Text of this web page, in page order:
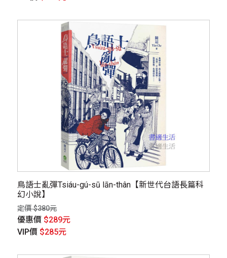
鳥語士亂彈Tsiáu-gú-sū lān-thân【新世代台語長篇科
幻小說】
定價 $380元
優惠價 $289元
VIP價 $285元